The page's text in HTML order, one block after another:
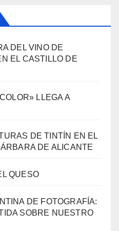
DEL VINO DE
EL CASTILLO DE
LLEGA A
DE TINTÍN EN EL
DE ALICANTE
QUESO
DE FOTOGRAFÍA:
SOBRE NUESTRO